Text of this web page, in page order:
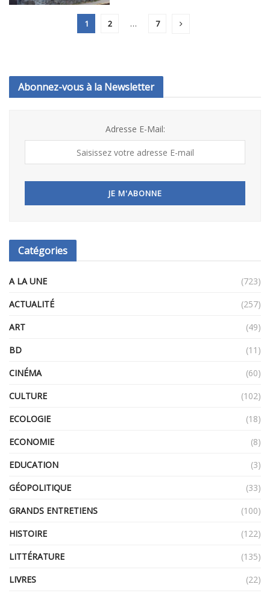
1 2 … 7
Abonnez-vous à la Newsletter
Adresse E-Mail:
Catégories
A LA UNE
(723)
ACTUALITÉ
(257)
ART
(49)
BD
(11)
CINÉMA
(60)
CULTURE
(102)
ECOLOGIE
(18)
ECONOMIE
(8)
EDUCATION
(3)
GÉOPOLITIQUE
(33)
GRANDS ENTRETIENS
(100)
HISTOIRE
(122)
LITTÉRATURE
(135)
LIVRES
(22)